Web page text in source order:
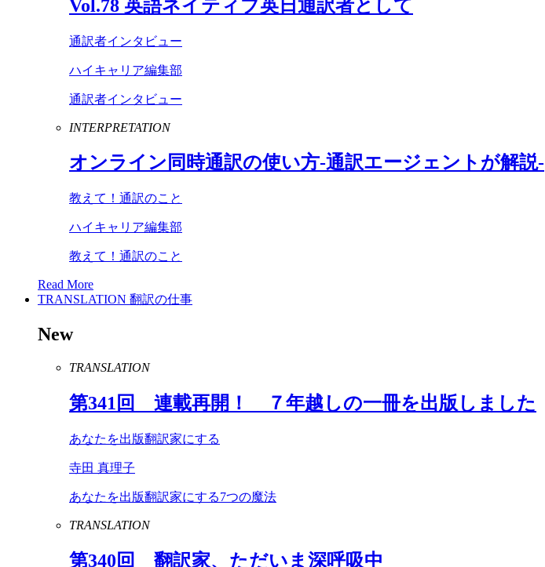
Vol.78 英語ネイティブ英日通訳者として
通訳者インタビュー
ハイキャリア編集部
通訳者インタビュー
INTERPRETATION
オンライン同時通訳の使い方-通訳エージェントが解説-
教えて！通訳のこと
ハイキャリア編集部
教えて！通訳のこと
Read More
TRANSLATION 翻訳の仕事
New
TRANSLATION
第341 回 連載再開！ ７年越しの一冊を出版しました
あなたを出版翻訳家にする
寺田 真理子
あなたを出版翻訳家にする7つの魔法
TRANSLATION
第340回 翻訳家、ただいま深呼吸中